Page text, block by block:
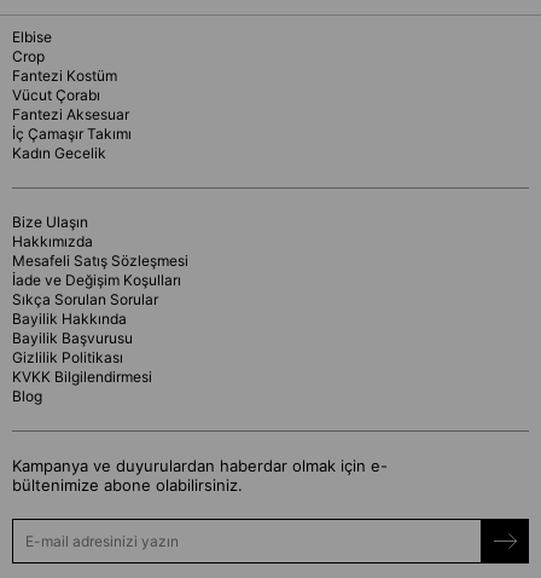
Elbise
Crop
Fantezi Kostüm
Vücut Çorabı
Fantezi Aksesuar
İç Çamaşır Takımı
Kadın Gecelik
Bize Ulaşın
Hakkımızda
Mesafeli Satış Sözleşmesi
İade ve Değişim Koşulları
Sıkça Sorulan Sorular
Bayilik Hakkında
Bayilik Başvurusu
Gizlilik Politikası
KVKK Bilgilendirmesi
Blog
Kampanya ve duyurulardan haberdar olmak için e-
bültenimize abone olabilirsiniz.